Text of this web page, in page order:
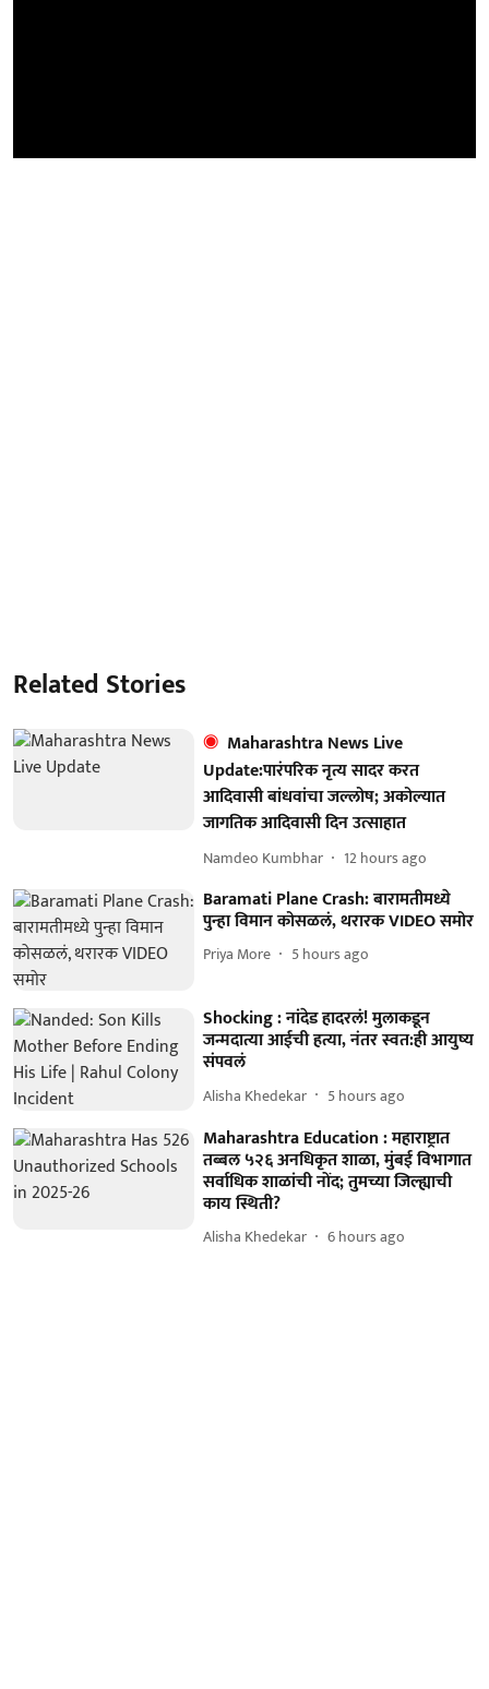
Related Stories
Maharashtra News Live
Update:पारंपरिक नृत्य सादर करत
आदिवासी बांधवांचा जल्लोष; अकोल्यात
जागतिक आदिवासी दिन उत्साहात
Namdeo Kumbhar 12 hours ago
Baramati Plane Crash: बारामतीमध्ये
पुन्हा विमान कोसळलं, थरारक VIDEO समोर
Priya More 5 hours ago
Shocking : नांदेड हादरलं! मुलाकडून
जन्मदात्या आईची हत्या, नंतर स्वत:ही आयुष्य
संपवलं
Alisha Khedekar 5 hours ago
Maharashtra Education : महाराष्ट्रात
तब्बल ५२६ अनधिकृत शाळा, मुंबई विभागात
सर्वाधिक शाळांची नोंद; तुमच्या जिल्ह्याची
काय स्थिती?
Alisha Khedekar 6 hours ago